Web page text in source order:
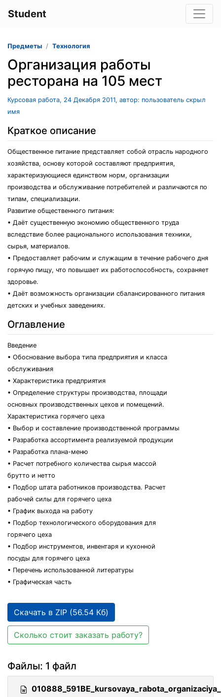
Student
Предметы Технология
Организация работы
ресторана на 105 мест
Курсовая работа, 24 Декабря 2011, автор: пользователь скрыл
имя
Краткое описание
Общественное питание представляет собой отрасль народного
хозяйства, основу которой составляют предприятия,
характеризующиеся единством норм, организации
производства и обслуживание потребителей и различаются по
типам, специализации.
Развитие общественного питания:
• Даёт существенную экономию общественного труда
вследствие более рационального использования техники,
сырья, материалов.
• Предоставляет рабочим и служащим в течение рабочего дня
горячую пищу, что повышает их работоспособность, сохраняет
здоровье.
• Даёт возможность организации сбалансированного питания
детских и учебных заведениях.
Оглавление
Введение
• Обоснование выбора типа предприятия и класса
обслуживания
• Характеристика предприятия
• Определение структуры производства, площади
основных производственных цехов и помещений.
Характеристика горячего цеха
• Выбор и составление производственной программы
• Разработка ассортимента реализуемой продукции
• Разработка плана-меню
• Расчет потребного количества сырья массой
брутто и нетто
• Подбор штата работников производства. Расчет
рабочей силы для горячего цеха
• График выхода на работу
• Подбор технологического оборудования для
горячего цеха
• Подбор инструментов, инвентаря и кухонной
посуды для горячего цеха
• Перечень использованной литературы
• Графическая часть
Скачать в ZIP (56.54 Кб)
Сколько стоит заказать работу?
Файлы: 1 файл